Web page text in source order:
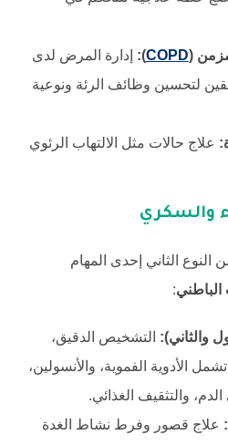
(
COPD
): إدارة المرض لدى
لتحسين وظائف الرئة ونوعية
علاج حالات مثل الالتهاب الرئوي
والسكري
الثاني إحدى المهام
الباطني:
والثاني): التشخيص الدقيق،
الأدوية الفموية، والأنسولين،
والتثقيف الغذائي.
علاج قصور وفرط نشاط الغدة